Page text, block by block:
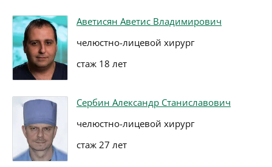
Аветисян Аветис Владимирович
челюстно-лицевой хирург
стаж 18 лет
Сербин Александр Станиславович
челюстно-лицевой хирург
стаж 27 лет